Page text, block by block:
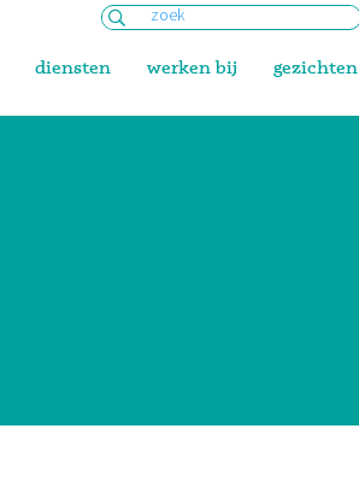
Zoeken
diensten werken bij gezichten